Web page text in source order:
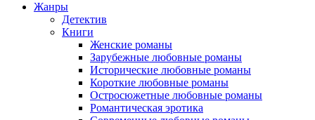
Жанры
Детектив
Книги
Женские романы
Зарубежные любовные романы
Исторические любовные романы
Короткие любовные романы
Остросюжетные любовные романы
Романтическая эротика